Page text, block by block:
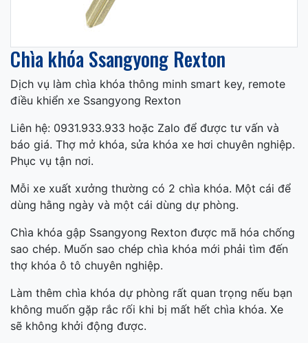
Chìa khóa Ssangyong Rexton
Dịch vụ làm chìa khóa thông minh smart key, remote
điều khiển xe Ssangyong Rexton
Liên hệ: 0931.933.933 hoặc Zalo để được tư vấn và
báo giá. Thợ mở khóa, sửa khóa xe hơi chuyên nghiệp.
Phục vụ tận nơi.
Mỗi xe xuất xưởng thường có 2 chìa khóa. Một cái để
dùng hằng ngày và một cái dùng dự phòng.
Chìa khóa gập Ssangyong Rexton được mã hóa chống
sao chép. Muốn sao chép chìa khóa mới phải tìm đến
thợ khóa ô tô chuyên nghiệp.
Làm thêm chìa khóa dự phòng rất quan trọng nếu bạn
không muốn gặp rắc rối khi bị mất hết chìa khóa. Xe
sẽ không khởi động được.